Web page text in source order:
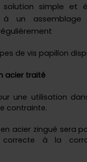
solution simple et
à un
de vis papillon
acier traité
une utilisation
contrainte.
acier zingué sera
correcte à la